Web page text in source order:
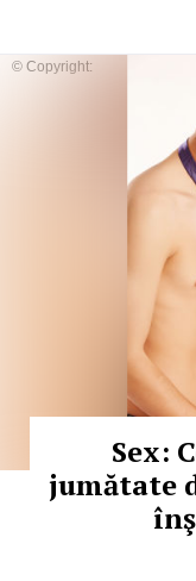
© Copyright:
Sex:
jumătate